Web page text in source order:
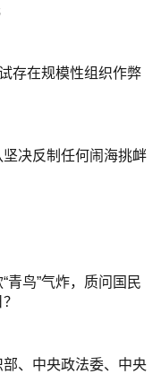
存在规模性组织作弊
坚决反制任何闹海挑衅
青鸟”气炸，质问国民
、中央政法委、中央